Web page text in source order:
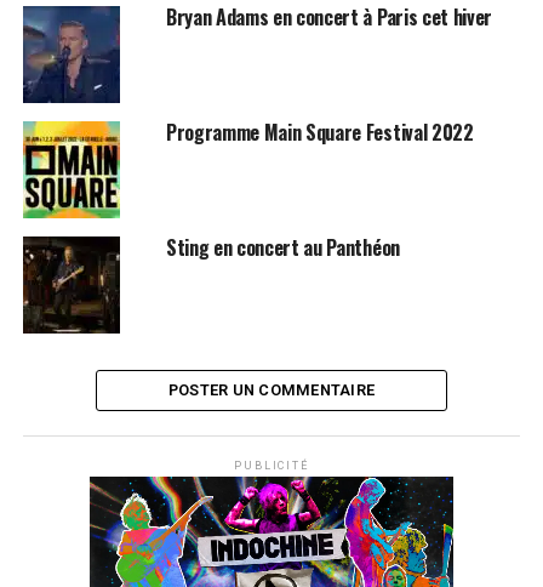
Bryan Adams en concert à Paris cet hiver
Programme Main Square Festival 2022
Sting en concert au Panthéon
POSTER UN COMMENTAIRE
PUBLICITÉ